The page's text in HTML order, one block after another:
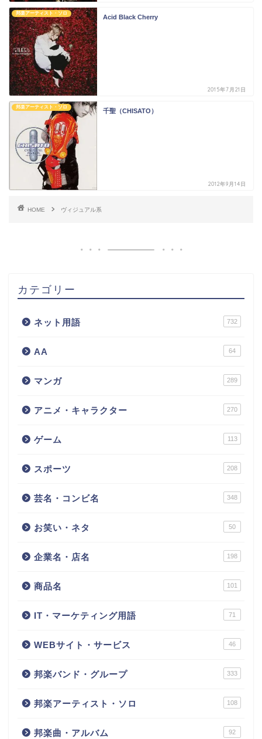
邦楽アーティスト・ソロ
Acid Black Cherry
2015年7月21日
邦楽アーティスト・ソロ
千聖（CHISATO）
2012年9月14日
HOME ヴィジュアル系
カテゴリー
ネット用語 732
AA 64
マンガ 289
アニメ・キャラクター 270
ゲーム 113
スポーツ 208
芸名・コンビ名 348
お笑い・ネタ 50
企業名・店名 198
商品名 101
IT・マーケティング用語 71
WEBサイト・サービス 46
邦楽バンド・グループ 333
邦楽アーティスト・ソロ 108
邦楽曲・アルバム 92